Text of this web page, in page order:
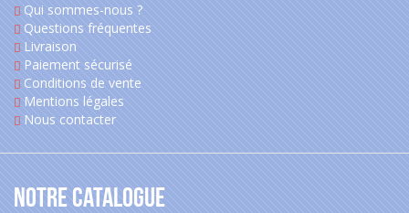
Qui sommes-nous ?
Questions fréquentes
Livraison
Paiement sécurisé
Conditions de vente
Mentions légales
Nous contacter
Notre catalogue